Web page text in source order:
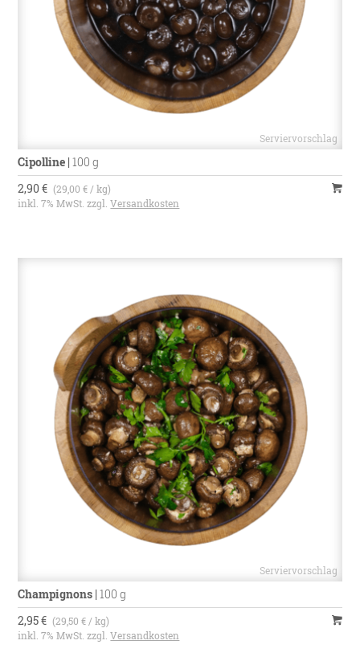
Cipolline |100 g
2,90 € (29,00 € / kg)
inkl. 7% MwSt. zzgl.Versandkosten
Champignons |100 g
2,95 € (29,50 € / kg)
inkl. 7% MwSt. zzgl.Versandkosten